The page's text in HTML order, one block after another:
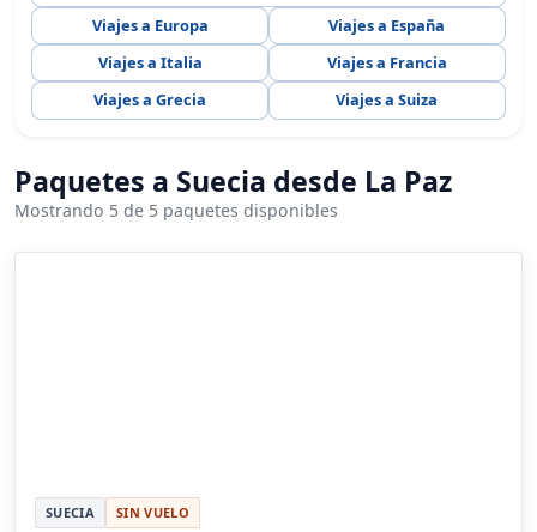
Viajes a Europa
Viajes a España
Viajes a Italia
Viajes a Francia
Viajes a Grecia
Viajes a Suiza
Paquetes a Suecia desde La Paz
Mostrando 5 de 5 paquetes disponibles
SUECIA SIN VUELO